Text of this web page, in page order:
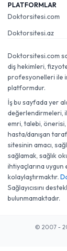
PLATFORMLAR
Doktorsitesi.com
Doktorsitesi.az
Doktorsitesi.com
diş hekimleri,
profesyonelleri ile
platformdur.
İş bu sayfada yer
değerlendirmeleri,
emri, talebi, önerisi,
hasta/danışan
sitesinin amacı,
sağlamak, sağlık
ihtiyaçlarına uygun
kolaylaştırmaktır.
Sağlayıcısını
bulunmamaktadır.
© 2007 -